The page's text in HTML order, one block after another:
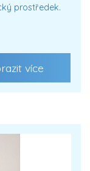
prostředek.
více